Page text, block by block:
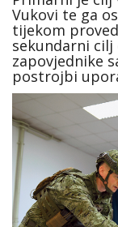
Vukovi te ga
tijekom
sekundarni
zapovjednike
postrojbi